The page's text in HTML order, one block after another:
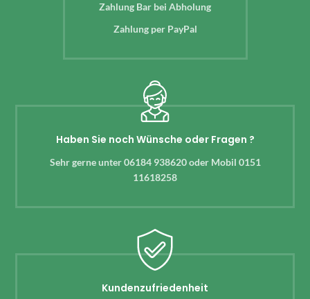
Zahlung Bar bei Abholung
Zahlung per PayPal
Haben Sie noch Wünsche oder Fragen ?
Sehr gerne unter 06184 938620 oder Mobil 0151
11618258
Kundenzufriedenheit